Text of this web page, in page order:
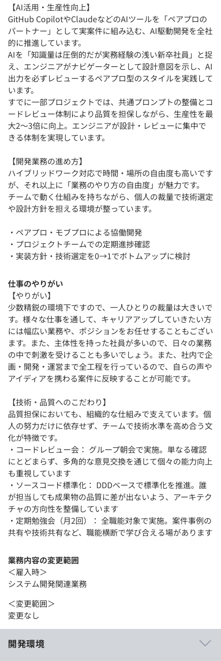
【AI活用・生産性向上】
GitHub CopilotやClaudeなどのAIツールを「ペアプロの
パートナー」として実案件に組み込む、AI駆動開発を全社
的に推進しています。
AIを「知識量は圧倒的だが実務経験の浅い新卒社員」と捉
え、エンジニアがナビゲーターとして設計意図を示し、AI
出力を必ずレビューするペアプロ型のスタイルを実践して
います。
すでに一部プロジェクトでは、共通プロンプトの整備とコ
ードレビュー体制により品質を担保しながら、生産性を最
大2〜3倍に向上。エンジニアが設計・レビューに集中で
きる体制を実現しています。
【開発業務の進め方】
ハイブリッドワーク対応で時間・場所の自由度も高いです
が、それ以上に「業務のやり方の自由度」が魅力です。
チームで動く仕組みを持ちながら、個人の裁量で技術選定
や設計方針を担える環境が整っています。
・ペアプロ・モブプロによる協働開発
・プロジェクトチームでの定期進捗確認
・実装方針・技術選定を0→1でボトムアップに検討
仕事のやりがい
【やりがい】
少数精鋭の環境下ですので、一人ひとりの裁量は大きいで
す。様々な仕事を通して、キャリアアップしていきたい方
には幅広い業務や、ポジションをお任せすることもござい
ます。また、主体性を持った社員が多いので、日々の業務
の中で刺激を受けることも多いでしょう。また、社内で企
画・開発・運営まで全工程を行っているので、自らの声や
アイディアを携わる案件に反映することが可能です。
【技術・品質へのこだわり】
品質担保においても、組織的な仕組みで支えています。個
人の努力だけに依存せず、チームで技術水準を高め合う文
化が特徴です。
・コードレビュー会： グループ朝会で実施。単なる確認
にとどまらず、多角的な意見交換を通じて個々の能力向上
も重視しています
・ソースコード標準化： DDDベースで標準化を推進。誰
が担当しても成果物の品質に差が出ないよう、アーキテク
チャの方向性を整備しています
・定期勉強会（月2回）： 全職能対象で実施。案件事例の
共有や技術共有など、職能横断で学び合える場があります
業務内容の変更範囲
＜雇入時＞
システム開発関連業務
＜変更範囲＞
変更なし
開発環境